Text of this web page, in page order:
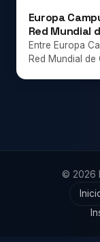
Europa
Red Mundial
Entre Europa
Red Mundial
© 2026